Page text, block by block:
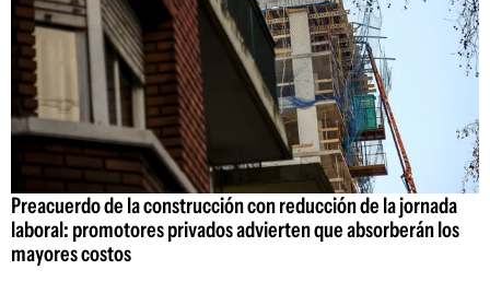
Preacuerdo de la construcción con reducción de la jornada
laboral: promotores privados advierten que absorberán los
mayores costos